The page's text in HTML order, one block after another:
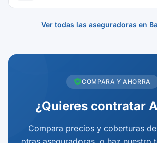
Ver todas las aseguradoras en
COMPARA Y AHORRA
¿Quieres contratar
Compara precios y coberturas